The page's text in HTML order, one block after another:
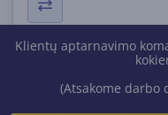
Klientų aptarnavimo
(Atsakome darbo